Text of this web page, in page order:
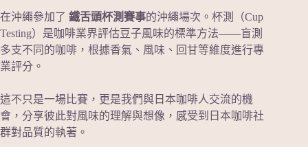
在沖繩參加了 鐵舌頭杯測賽事的沖繩場次。杯測（Cup
Testing）是咖啡業界評估豆子風味的標準方法——盲測
多支不同的咖啡，根據香氣、風味、回甘等維度進行專
業評分。
這不只是一場比賽，更是我們與日本咖啡人交流的機
會，分享彼此對風味的理解與想像，感受到日本咖啡社
群對品質的執著。